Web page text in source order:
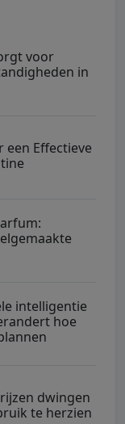
voor
in
een Effectieve
intelligentie
hoe
dwingen
te herzien